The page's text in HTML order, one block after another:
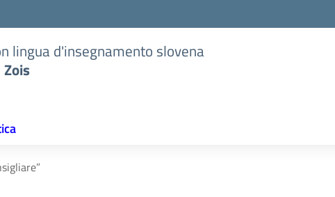
lingua d'insegnamento slovena